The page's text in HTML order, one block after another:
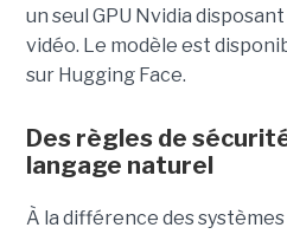
un seul GPU Nvidia
vidéo. Le modèle est
sur Hugging Face.
Des règles de
langage naturel
À la différence des